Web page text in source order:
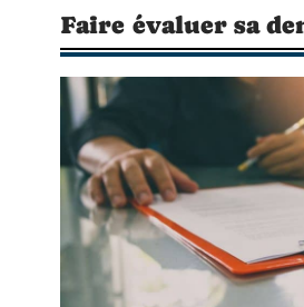
Faire évaluer sa